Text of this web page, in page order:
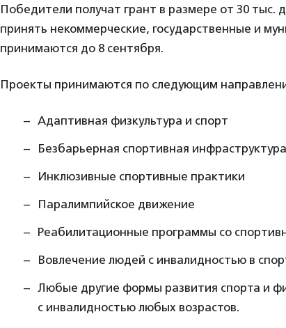
Победители получат грант в размере от 30 тыс.
принять некоммерческие, государственные и
принимаются до 8 сентября.
Проекты принимаются по следующим
Адаптивная физкультура и спорт
Безбарьерная спортивная инфраструктура
Инклюзивные спортивные практики
Паралимпийское движение
Реабилитационные программы со
Вовлечение людей с инвалидностью в
Любые другие формы развития спорта и
с инвалидностью любых возрастов.